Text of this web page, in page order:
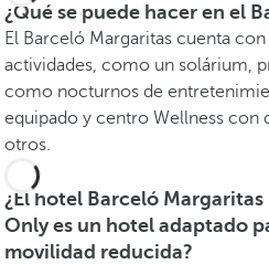
¿Qué se puede hacer en el
El Barceló Margaritas cuenta
actividades, como un solárium,
como nocturnos de
equipado y centro Wellness con
otros.
¿El hotel Barceló
Only es un hotel adaptado
movilidad reducida?